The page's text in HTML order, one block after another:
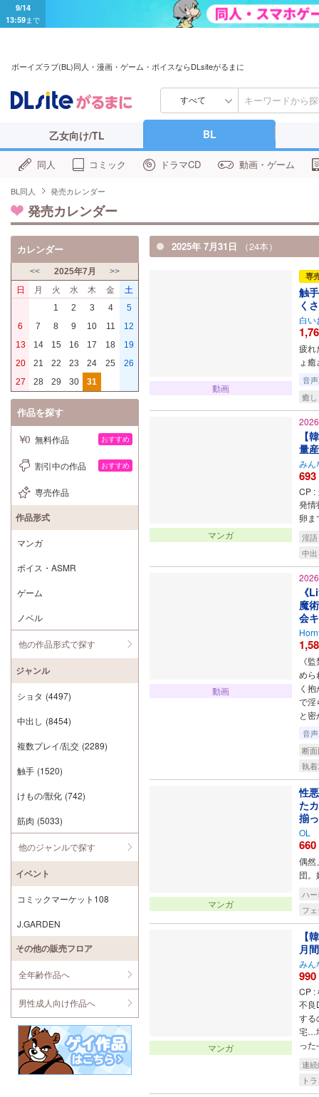
9/14
13:59まで
ボーイズラブ(BL)同人・漫画・ゲーム・ボイスならDLsiteがるまに
すべて
乙女向け/TL BL
同人 コミック ドラマCD 動画・ゲーム
BL同人 発売カレンダー
発売カレンダー
2025年 7月31日 （24本）
動画
専
触
く
白い
疲れ
ょ
音
癒し
マンガ
【
量
みん
693
CP :
発情
卵
淫語
中
動画
《
魔
会
《
めら
く
で淫
と
音
断
執
マンガ
性
た
揃
OL
660
偶然
団。
ハ
フ
マンガ
【
月
みん
990
CP :
不良
する
宅…
っ
連
ト
カレンダー
<< 2025年7月 >>
日 月 火 水 木 金 土
1 2 3 4
5
6
7 8 9 10 11
12
13
14 15 16 17 18
19
20
21 22 23 24 25
26
27
28 29 30 31
作品を探す
無料作品 おすすめ
割引中の作品 おすすめ
専売作品
作品形式
マンガ
ボイス・ASMR
ゲーム
ノベル
他の作品形式で探す
ジャンル
ショタ (4497)
中出し (8454)
複数プレイ/乱交 (2289)
触手 (1520)
けもの/獣化 (742)
筋肉 (5033)
他のジャンルで探す
イベント
コミックマーケット108
J.GARDEN
その他の販売フロア
全年齢作品へ
男性成人向け作品へ